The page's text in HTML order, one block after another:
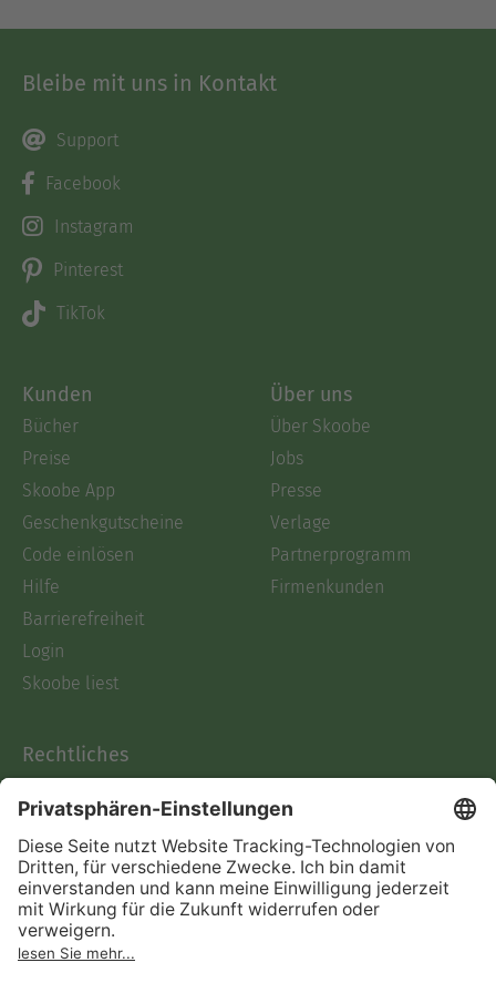
Bleibe mit uns in Kontakt
Support
Facebook
Instagram
Pinterest
TikTok
Kunden
Bücher
Preise
Skoobe App
Geschenkgutscheine
Code einlösen
Hilfe
Barrierefreiheit
Login
Skoobe liest
Über uns
Über Skoobe
Jobs
Presse
Verlage
Partnerprogramm
Firmenkunden
Rechtliches
AGB
Informationen nach Data
Act
Verträge hier kündigen
Impressum